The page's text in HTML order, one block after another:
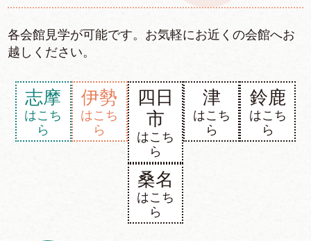
各会館見学が可能です。お気軽にお近くの会館へお
越しください。
志摩
はこち
ら
伊勢
はこち
ら
四日
市
はこち
ら
津
はこち
ら
鈴鹿
はこち
ら
桑名
はこち
ら